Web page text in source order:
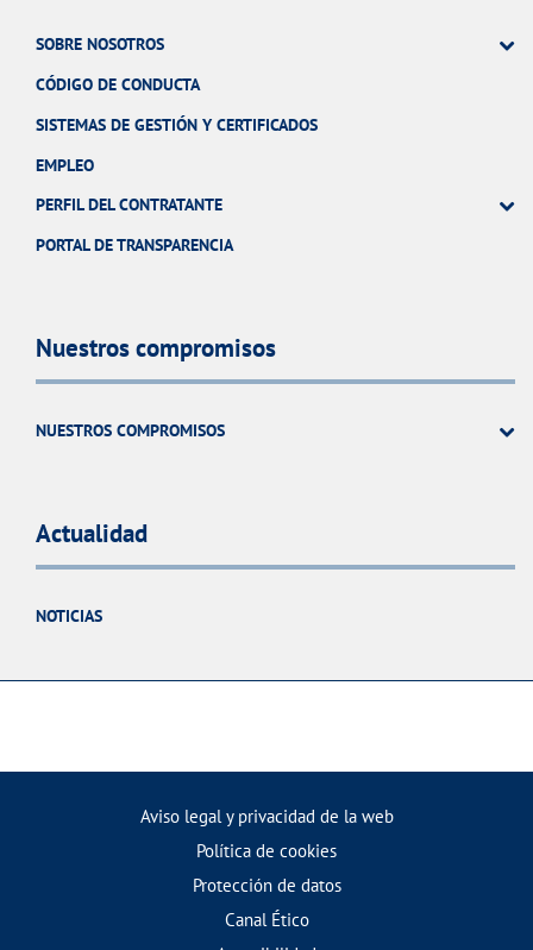
SOBRE NOSOTROS
CÓDIGO DE CONDUCTA
SISTEMAS DE GESTIÓN Y CERTIFICADOS
EMPLEO
PERFIL DEL CONTRATANTE
PORTAL DE TRANSPARENCIA
Nuestros compromisos
NUESTROS COMPROMISOS
Actualidad
NOTICIAS
Aviso legal y privacidad de la web
Política de cookies
Protección de datos
Canal Ético